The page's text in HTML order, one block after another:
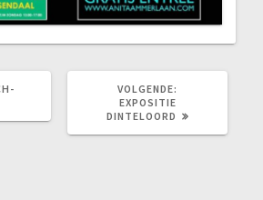
VOLGENDE:
EXPOSITIE
DINTELOORD